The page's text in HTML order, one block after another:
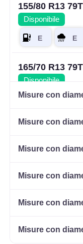
155/80 R13
Disponibile
165/70 R13
Disponibile
Misure con
Misure con
Misure con
Misure con
Misure con
Misure con